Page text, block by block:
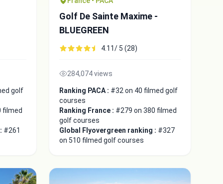
golf
filmed
#261
Golf De Sainte Maxime -
BLUEGREEN
4.11/ 5 (28)
284,074 views
Ranking PACA : #32 on 40 filmed golf
courses
Ranking France : #279 on 380 filmed
golf courses
Global Flyovergreen ranking : #327
on 510 filmed golf courses